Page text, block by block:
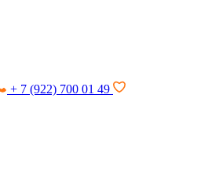
+ 7 (922) 700 01 49